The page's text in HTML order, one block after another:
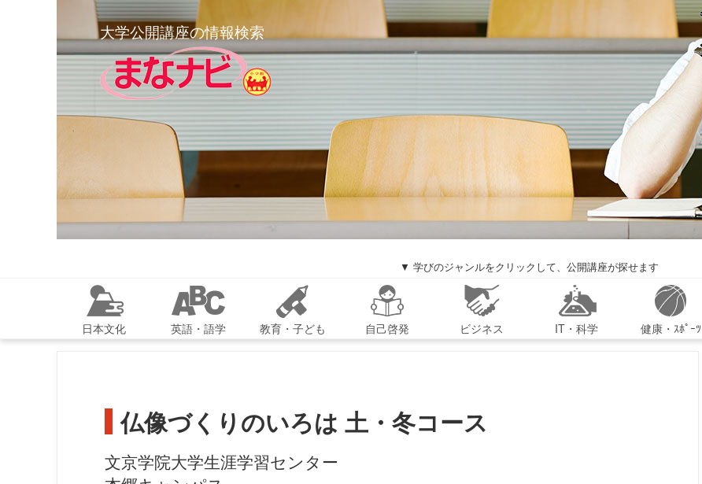
大学公開講座の情報検索
▼ 学びのジャンルをクリックして、公開講座が探せます
日本文化 英語・語学 教育・子ども 自己啓発 ビジネス IT・科学 健康・ｽﾎﾟｰﾂ
仏像づくりのいろは 土・冬コース
文京学院大学生涯学習センター